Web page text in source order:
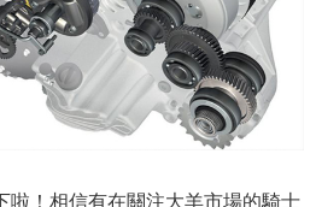
啦！相信有在關注大羊市場的騎士